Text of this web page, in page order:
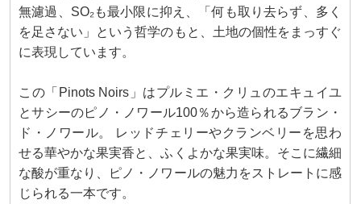
無濾過、SO₂も最小限に抑え、「何も取り去らず、多く
を足さない」という哲学のもと、土地の個性をまっすぐ
に表現しています。
この「Pinots Noirs」はプルミエ・クリュのエキュイユ
とサシーのピノ・ノワール100％から造られるブラン・
ド・ノワール。 レッドチェリーやクランベリーを思わ
せる華やかな果実香と、ふくよかな果実味。そこに繊細
な酸が重なり、ピノ・ノワールの魅力をストレートに感
じられる一本です。